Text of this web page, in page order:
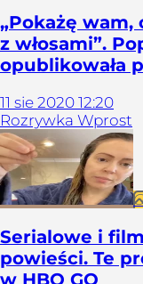
„Pokażę wam,
z włosami”.
opublikowała
11 sie 2020 12:20
Rozrywka Wprost
Serialowe i
powieści. Te
w HBO GO